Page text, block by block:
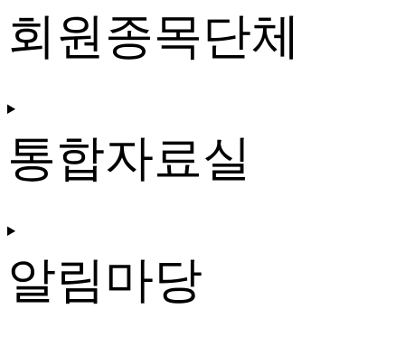
회원종목단체
통합자료실
알림마당